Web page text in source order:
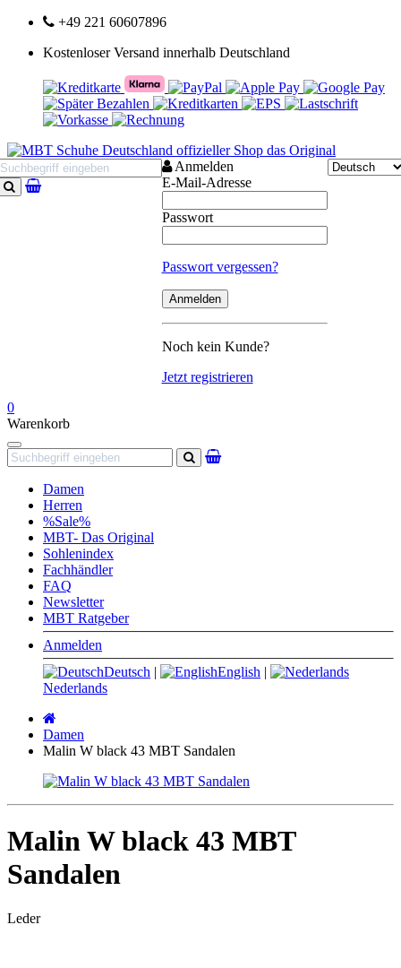
+49 221 60607896
Kostenloser Versand innerhalb Deutschland
Suchen
Anmelden
E-Mail-Adresse
Passwort
Passwort vergessen?
Noch kein Kunde?
Jetzt registrieren
0
Warenkorb
Navigation
Suchen
Damen
Herren
%Sale%
MBT- Das Original
Sohlenindex
Fachhändler
FAQ
Newsletter
MBT Ratgeber
Anmelden
Deutsch | English |
Nederlands
Damen
Malin W black 43 MBT Sandalen
Malin W black 43 MBT
Sandalen
Leder